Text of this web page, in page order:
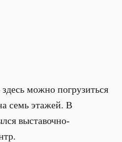
можно погрузиться
семь этажей. В
выставочно-